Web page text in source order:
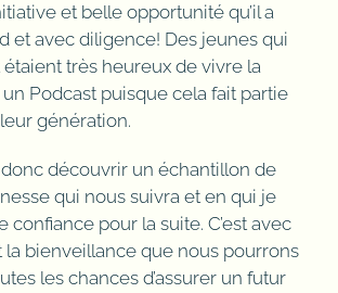
et belle opportunité qu’il a
et avec diligence! Des jeunes qui
très heureux de vivre la
Podcast puisque cela fait partie
génération.
découvrir un échantillon de
qui nous suivra et en qui je
confiance pour la suite. C’est avec
la bienveillance que nous pourrons
les chances d’assurer un futur